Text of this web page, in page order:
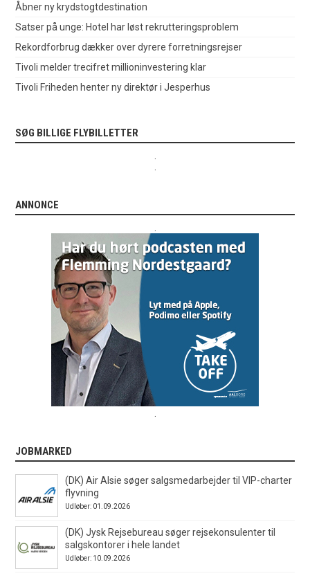
Åbner ny krydstogtdestination
Satser på unge: Hotel har løst rekrutteringsproblem
Rekordforbrug dækker over dyrere forretningsrejser
Tivoli melder trecifret millioninvestering klar
Tivoli Friheden henter ny direktør i Jesperhus
SØG BILLIGE FLYBILLETTER
ANNONCE
JOBMARKED
(DK) Air Alsie søger salgsmedarbejder til VIP-charter
flyvning
Udløber: 01.09.2026
(DK) Jysk Rejsebureau søger rejsekonsulenter til
salgskontorer i hele landet
Udløber: 10.09.2026